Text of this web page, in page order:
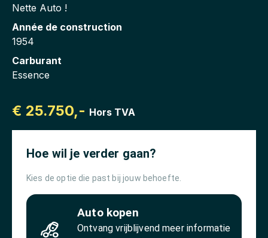
Nette Auto !
Année de construction
1954
Carburant
Essence
€ 25.750,- Hors TVA